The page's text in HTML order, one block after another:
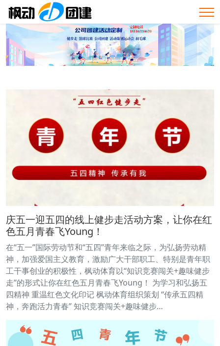
庆五一迎五四的线上健步走活动方案，让你在红
色五月青春飞Young！
在“五一”国际劳动节和“五四”青年来临之际，为弘扬劳动精
神，加强爱国主义教育，激励广大干部职工、特别是青年职
工干事创业的积极性，枫动体育以“知识竞赛闯关+趣味健步
走”的形式让你在红色五月青春飞Young！ 为学习和弘扬五
四精神 重温红色文化印记 枫动体育组织策划 “传承五四精
神，奔跑活力青春” 知识竞赛闯关+趣味健步…